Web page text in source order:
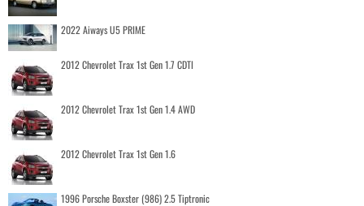
2022 Aiways U5 PRIME
2012 Chevrolet Trax 1st Gen 1.7 CDTI
2012 Chevrolet Trax 1st Gen 1.4 AWD
2012 Chevrolet Trax 1st Gen 1.6
1996 Porsche Boxster (986) 2.5 Tiptronic